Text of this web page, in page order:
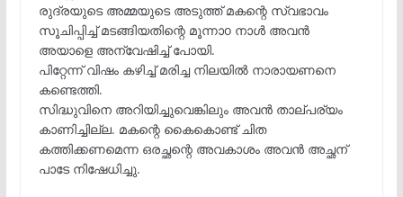
രുദ്രയുടെ അമ്മയുടെ അടുത്ത് മകന്റെ സ്വഭാവം
സൂചിപ്പിച്ച് മടങ്ങിയതിന്റെ മൂന്നാo നാൾ അവൻ
അയാളെ അന്വേഷിച്ച് പോയി.
പിറ്റേന്ന് വിഷം കഴിച്ച് മരിച്ച നിലയിൽ നാരായണനെ
കണ്ടെത്തി.
സിദ്ധുവിനെ അറിയിച്ചുവെങ്കിലും അവൻ താല്പര്യം
കാണിച്ചില്ല. മകന്റെ കൈകൊണ്ട് ചിത
കത്തിക്കണമെന്ന ഒരച്ഛന്റെ അവകാശം അവൻ അച്ഛന്
പാടേ നിഷേധിച്ചു.